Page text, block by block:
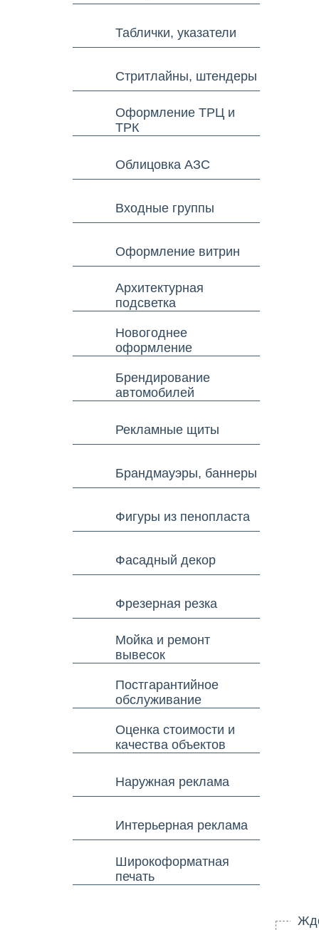
Таблички, указатели
Стритлайны, штендеры
Оформление ТРЦ и
ТРК
Облицовка АЗС
Входные группы
Оформление витрин
Архитектурная
подсветка
Новогоднее
оформление
Брендирование
автомобилей
Рекламные щиты
Брандмауэры, баннеры
Фигуры из пенопласта
Фасадный декор
Фрезерная резка
Мойка и ремонт
вывесок
Постгарантийное
обслуживание
Оценка стоимости и
качества объектов
Наружная реклама
Интерьерная реклама
Широкоформатная
печать